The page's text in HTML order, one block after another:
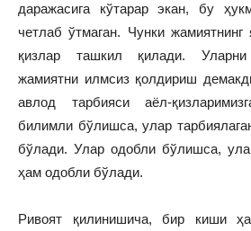
даражасига кўтарар экан, бу
четлаб ўтмаган. Чунки
қизлар ташкил қилади.
жамиятни илмсиз қолдириш
авлод тарбияси аёл-
билимли бўлишса, улар
бўлади. Улар одобли бўлишса,
ҳам одобли бўлади.
Ривоят қилинишича, бир киши